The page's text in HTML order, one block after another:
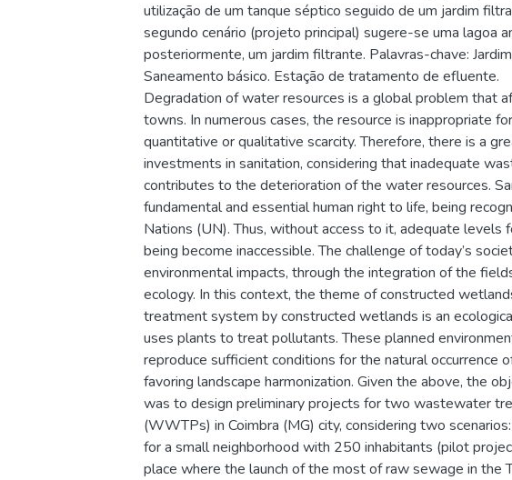
utilização de um tanque séptico seguido de um jardim
segundo cenário (projeto principal) sugere-se uma lagoa
posteriormente, um jardim filtrante. Palavras-chave:
Saneamento básico. Estação de tratamento de efluente.
Degradation of water resources is a global problem that
towns. In numerous cases, the resource is inappropriate
quantitative or qualitative scarcity. Therefore, there is a
investments in sanitation, considering that inadequate
contributes to the deterioration of the water resources.
fundamental and essential human right to life, being
Nations (UN). Thus, without access to it, adequate levels
being become inaccessible. The challenge of today’s
environmental impacts, through the integration of the
ecology. In this context, the theme of constructed
treatment system by constructed wetlands is an
uses plants to treat pollutants. These planned
reproduce sufficient conditions for the natural occurrence
favoring landscape harmonization. Given the above, the
was to design preliminary projects for two wastewater
(WWTPs) in Coimbra (MG) city, considering two
for a small neighborhood with 250 inhabitants (pilot
place where the launch of the most of raw sewage in the